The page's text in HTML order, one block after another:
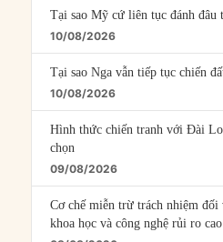
Tại sao Mỹ cứ liên tục đánh đâu
10/08/2026
Tại sao Nga vẫn tiếp tục chiến
10/08/2026
Hình thức chiến tranh với Đài
chọn
09/08/2026
Cơ chế miễn trừ trách nhiệm
khoa học và công nghệ rủi ro cao